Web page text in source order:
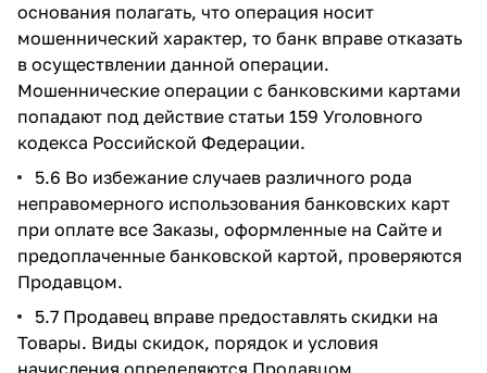
основания полагать, что операция носит
мошеннический характер, то банк вправе отказать
в осуществлении данной операции.
Мошеннические операции с банковскими картами
попадают под действие статьи 159 Уголовного
кодекса Российской Федерации.
5.6 Во избежание случаев различного рода
неправомерного использования банковских карт
при оплате все Заказы, оформленные на Сайте и
предоплаченные банковской картой, проверяются
Продавцом.
5.7 Продавец вправе предоставлять скидки на
Товары. Виды скидок, порядок и условия
начисления определяются Продавцом